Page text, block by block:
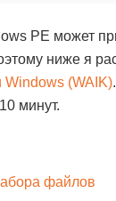
PE может
ниже я
Windows (WAIK)
минут.
файлов